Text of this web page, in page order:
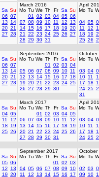
Sa Su
06 07
13
14
20 21
27 28
March 2016
Mo Tu We Th Fr Sa Su
01
02 03 04 05 06
07 08 09 10 11 12
13
14 15 16 17 18 19 20
21
22 23 24 25 26 27
28 29 30 31
April
Mo Tu
04 05
11
12
18
19
25 26
Sa Su
06 07
13
14
20 21
27 28
September 2016
Mo Tu We Th Fr Sa Su
01
02 03 04
05 06 07 08 09 10 11
12
13 14 15 16 17
18
19 20 21 22 23 24 25
26 27 28 29 30
October
Mo Tu
03 04
10 11
17
18
24 25
31
Sa Su
04 05
11
12
18
19
25 26
March 2017
Mo Tu We Th Fr Sa Su
01
02 03 04 05
06 07 08 09 10 11
12
13
14 15 16 17 18
19
20 21 22 23 24 25 26
27 28 29 30 31
April
Mo Tu
03 04
10 11
17
18
24 25
Sa Su
05 06
12
13
19 20
September 2017
Mo Tu We Th Fr Sa Su
01
02 03
04 05 06 07 08 09
10
11
12 13 14 15 16
17
October
Mo Tu
02 03
09
10